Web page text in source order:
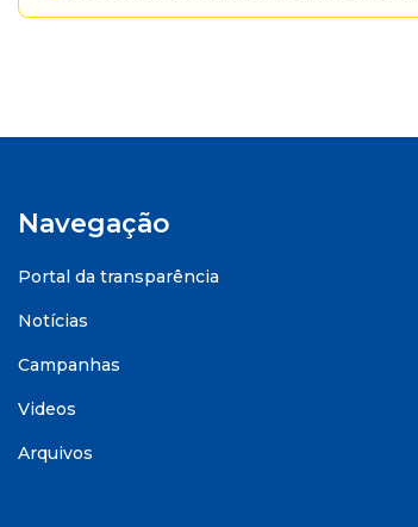
Navegação
Portal da transparência
Notícias
Campanhas
Videos
Arquivos